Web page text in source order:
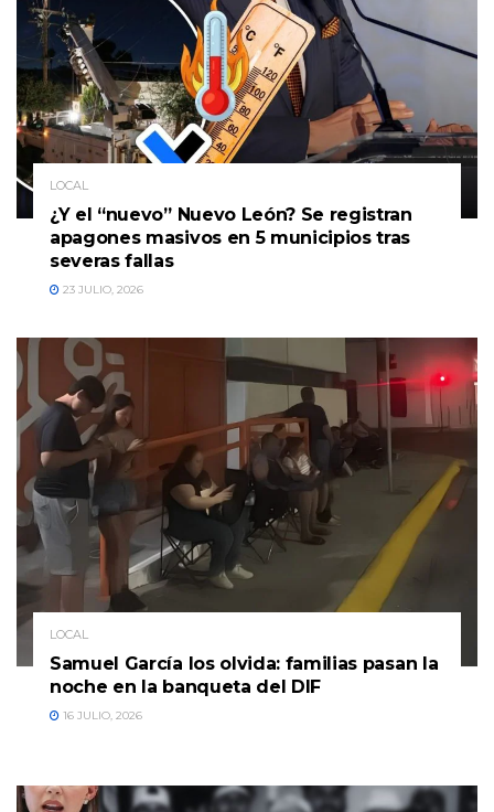
LOCAL
¿Y el “nuevo” Nuevo León? Se registran
apagones masivos en 5 municipios tras
severas fallas
23 JULIO, 2026
LOCAL
Samuel García los olvida: familias pasan la
noche en la banqueta del DIF
16 JULIO, 2026